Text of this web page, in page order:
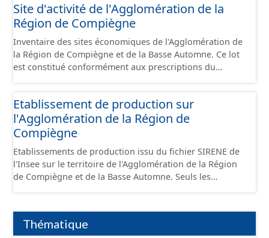
Site d'activité de l'Agglomération de la
Région de Compiègne
Inventaire des sites économiques de l'Agglomération de
la Région de Compiègne et de la Basse Automne. Ce lot
est constitué conformément aux prescriptions du
Etablissement de production sur
l'Agglomération de la Région de
Compiègne
Etablissements de production issu du fichier SIRENE de
l'Insee sur le territoire de l'Agglomération de la Région
de Compiègne et de la Basse Automne. Seuls les
et structurés conformément aux prescriptions du
standard CNIG Sites Economiques. Ce lot ne contient pas
Thématique